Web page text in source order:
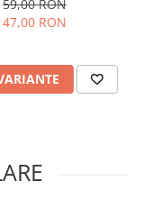
59,00 RON
47,00 RON